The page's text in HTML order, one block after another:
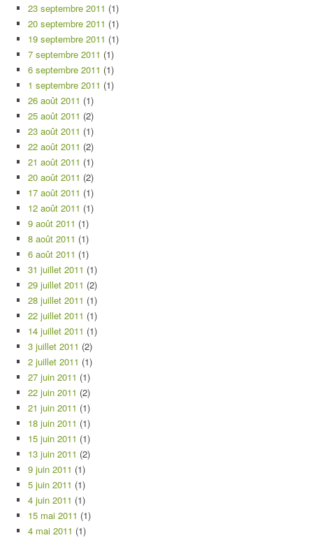
23 septembre 2011 (1)
20 septembre 2011 (1)
19 septembre 2011 (1)
7 septembre 2011 (1)
6 septembre 2011 (1)
1 septembre 2011 (1)
26 août 2011 (1)
25 août 2011 (2)
23 août 2011 (1)
22 août 2011 (2)
21 août 2011 (1)
20 août 2011 (2)
17 août 2011 (1)
12 août 2011 (1)
9 août 2011 (1)
8 août 2011 (1)
6 août 2011 (1)
31 juillet 2011 (1)
29 juillet 2011 (2)
28 juillet 2011 (1)
22 juillet 2011 (1)
14 juillet 2011 (1)
3 juillet 2011 (2)
2 juillet 2011 (1)
27 juin 2011 (1)
22 juin 2011 (2)
21 juin 2011 (1)
18 juin 2011 (1)
15 juin 2011 (1)
13 juin 2011 (2)
9 juin 2011 (1)
5 juin 2011 (1)
4 juin 2011 (1)
15 mai 2011 (1)
4 mai 2011 (1)